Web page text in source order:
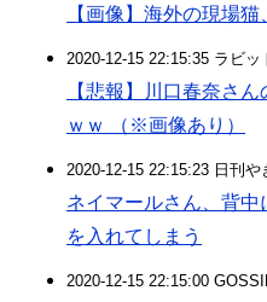
【画像】海外の現場
2020-12-15 22:15:35 ラビッ
【悲報】川口春奈さ
ｗｗ （※画像あり）
2020-12-15 22:15:23 日刊
ネイマールさん、背
を入れてしまう
2020-12-15 22:15:00